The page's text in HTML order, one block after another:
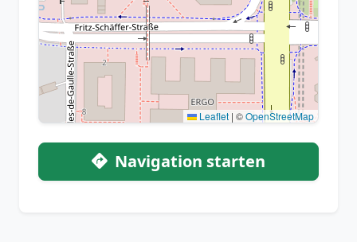
Leaflet | ©OpenStreetMap
Navigation starten